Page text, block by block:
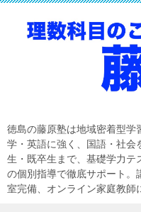
徳島の藤原塾は地域密着型学
学・英語に強く、国語・社会
生・既卒生まで、基礎学力テ
の個別指導で徹底サポート。
室完備、オンライン家庭教師